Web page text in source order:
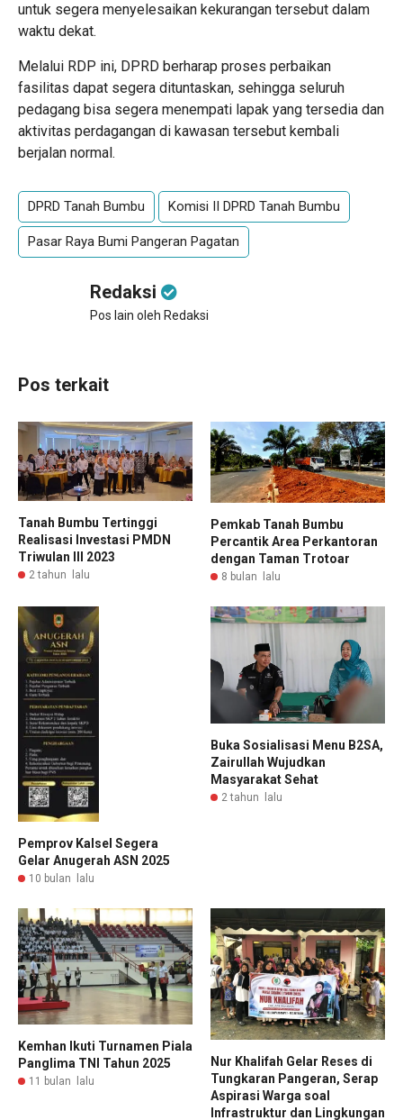
untuk segera menyelesaikan kekurangan tersebut dalam
waktu dekat.
Melalui RDP ini, DPRD berharap proses perbaikan
fasilitas dapat segera dituntaskan, sehingga seluruh
pedagang bisa segera menempati lapak yang tersedia dan
aktivitas perdagangan di kawasan tersebut kembali
berjalan normal.
DPRD Tanah Bumbu Komisi II DPRD Tanah Bumbu
Pasar Raya Bumi Pangeran Pagatan
Redaksi
Pos lain oleh Redaksi
Pos terkait
Tanah Bumbu Tertinggi
Realisasi Investasi PMDN
Triwulan III 2023
2 tahun lalu
Pemkab Tanah Bumbu
Percantik Area Perkantoran
dengan Taman Trotoar
8 bulan lalu
Pemprov Kalsel Segera
Gelar Anugerah ASN 2025
10 bulan lalu
Buka Sosialisasi Menu B2SA,
Zairullah Wujudkan
Masyarakat Sehat
2 tahun lalu
Kemhan Ikuti Turnamen Piala
Panglima TNI Tahun 2025
11 bulan lalu
Nur Khalifah Gelar Reses di
Tungkaran Pangeran, Serap
Aspirasi Warga soal
Infrastruktur dan Lingkungan